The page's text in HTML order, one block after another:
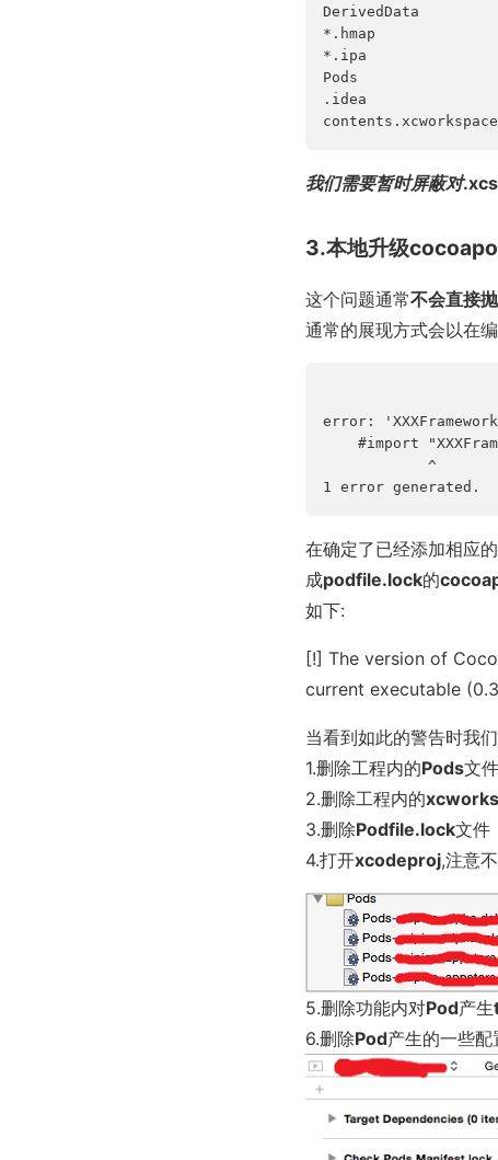
DerivedData
*.hmap
*.ipa
Pods
.idea
我们需要暂时屏蔽对
3.本地升级
这个问题通常不会直接
通常的展现方式会以在
error:
#import
            ^
1 error generated.
在确定了已经添加相应
成podfile.lock的
如下:
[!] The version of
current executable
当看到如此的警告时我
1.删除工程内的Pods文
2.删除工程内的
3.删除Podfile.lock文件
4.打开xcodeproj,注意
5.删除功能内对Pod产生
6.删除Pod产生的一些配